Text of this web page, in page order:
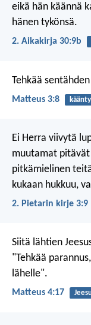
eikä hän käännä
hänen tykönsä.
2. Aikakirja 30:9b
Tehkää
Matteus 3:8
Ei Herra viivytä
muutamat
pitkämielinen
kukaan hukkuu,
2. Pietarin kirje 3:9
Siitä lähtien
"Tehkää
lähelle".
Matteus 4:17